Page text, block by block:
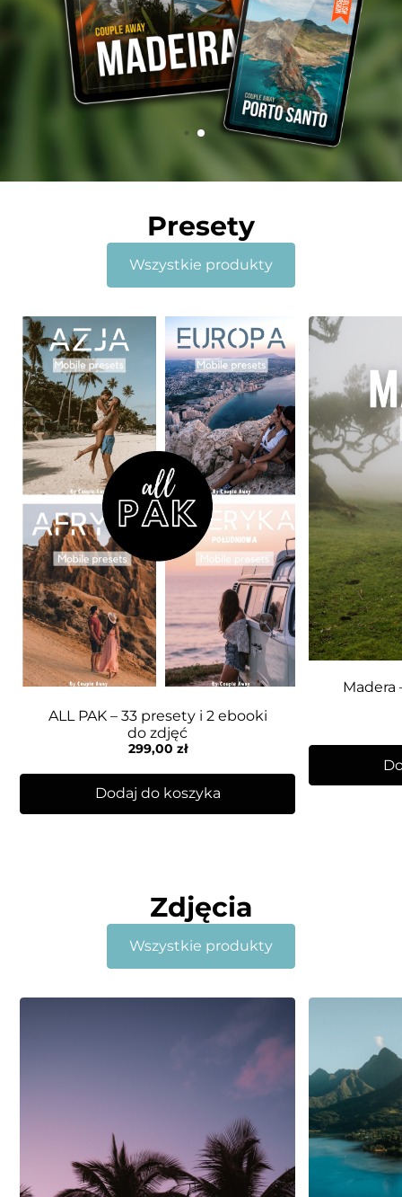
Presety
Wszystkie produkty
ALL PAK – 33 presety i 2 ebooki
do zdjęć
299,00 zł
Dodaj do koszyka
Madera
Zdjęcia
Wszystkie produkty